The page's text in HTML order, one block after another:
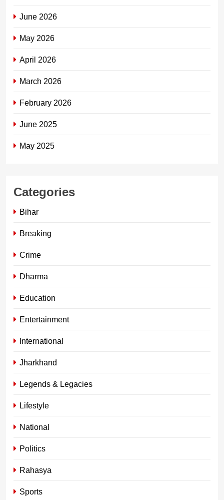
June 2026
May 2026
April 2026
March 2026
February 2026
June 2025
May 2025
Categories
Bihar
Breaking
Crime
Dharma
Education
Entertainment
International
Jharkhand
Legends & Legacies
Lifestyle
National
Politics
Rahasya
Sports